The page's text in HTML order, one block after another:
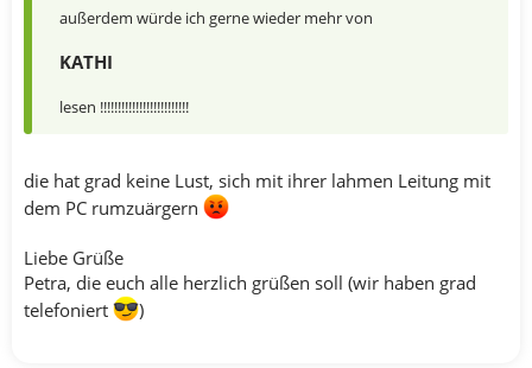
außerdem würde ich gerne wieder mehr von
KATHI
lesen !!!!!!!!!!!!!!!!!!!!!!!!!
die hat grad keine Lust, sich mit ihrer lahmen Leitung mit
dem PC rumzuärgern
Liebe Grüße
Petra, die euch alle herzlich grüßen soll (wir haben grad
telefoniert
)